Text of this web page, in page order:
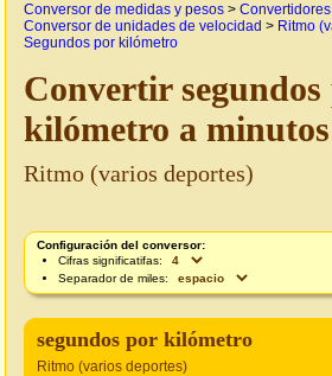
Conversor de medidas y pesos >
Conversor de unidades de velocidad > Ritmo
Segundos por kilómetro
Convertir segundos
kilómetro a
Ritmo (varios deportes)
Configuración del conversor:
Cifras significatifas:
Separador de miles:
segundos por kilómetro
Ritmo (varios deportes)